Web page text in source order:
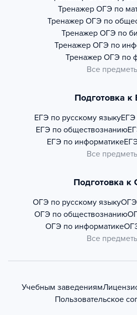
Тренажер ОГЭ по
Тренажер ОГЭ по
Тренажер ОГЭ по
Тренажер ОГЭ по
Тренажер ОГЭ по
Все
Подготовка к
ЕГЭ по русскому языкуЕГЭ
ЕГЭ по обществознанию
ЕГЭ по информатике
Все
Подготовка к
ОГЭ по русскому языкуОГЭ
ОГЭ по обществознанию
ОГЭ по информатике
Все
Учебным заведениям
Пользовательское